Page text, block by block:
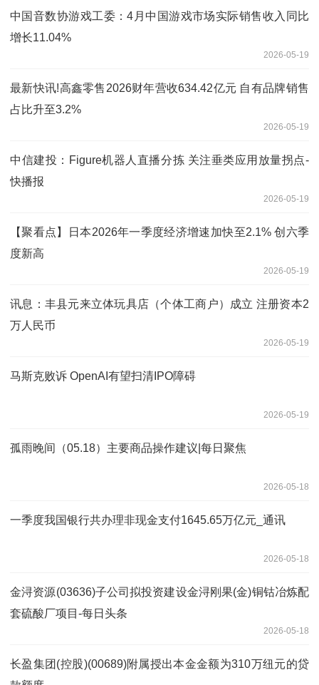
中国音数协游戏工委：4月中国游戏市场实际销售收入同比
增长11.04%
2026-05-19
最新快讯!高鑫零售2026财年营收634.42亿元 自有品牌销售
占比升至3.2%
2026-05-19
中信建投：Figure机器人直播分拣 关注垂类应用放量拐点-
快播报
2026-05-19
【聚看点】日本2026年一季度经济增速加快至2.1% 创六季
度新高
2026-05-19
讯息：丰县元来立体玩具店（个体工商户）成立 注册资本2
万人民币
2026-05-19
马斯克败诉 OpenAI有望扫清IPO障碍
2026-05-19
孤雨晚间（05.18）主要商品操作建议|每日聚焦
2026-05-18
一季度我国银行共办理非现金支付1645.65万亿元_通讯
2026-05-18
金浔资源(03636)子公司拟投资建设金浔刚果(金)铜钴冶炼配
套硫酸厂项目-每日头条
2026-05-18
长盈集团(控股)(00689)附属授出本金金额为310万纽元的贷